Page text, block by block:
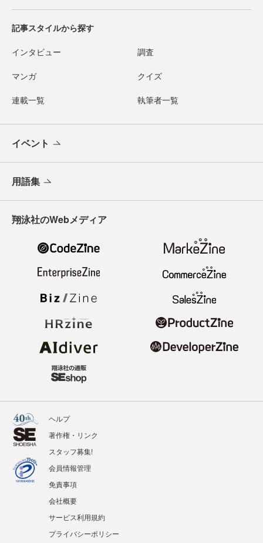
記事スタイルから探す
インタビュー 調査
マンガ クイズ
連載一覧 執筆者一覧
イベント
用語集
翔泳社のWebメディア
ヘルプ
著作権・リンク
スタッフ募集!
会員情報管理
免責事項
会社概要
サービス利用規約
プライバシーポリシー